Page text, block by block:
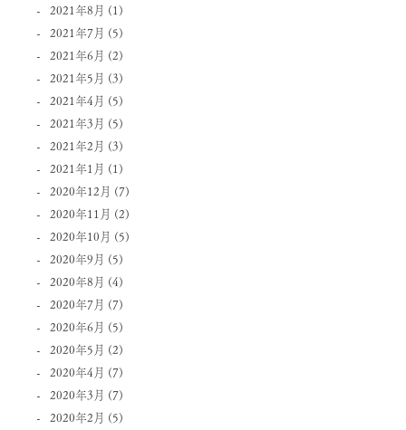
2021年8月 (1)
2021年7月 (5)
2021年6月 (2)
2021年5月 (3)
2021年4月 (5)
2021年3月 (5)
2021年2月 (3)
2021年1月 (1)
2020年12月 (7)
2020年11月 (2)
2020年10月 (5)
2020年9月 (5)
2020年8月 (4)
2020年7月 (7)
2020年6月 (5)
2020年5月 (2)
2020年4月 (7)
2020年3月 (7)
2020年2月 (5)